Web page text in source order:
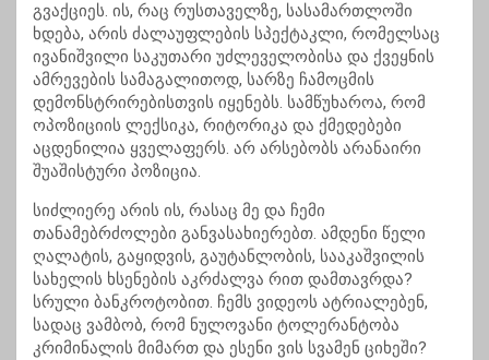
გვაქციეს. ის, რაც რუსთაველზე, სასამართლოში
ხდება, არის ძალაუფლების სპექტაკლი, რომელსაც
ივანიშვილი საკუთარი უძლეველობისა და ქვეყნის
ამრევების სამაგალითოდ, სარზე ჩამოცმის
დემონსტრირებისთვის იყენებს. სამწუხაროა, რომ
ოპოზიციის ლექსიკა, რიტორიკა და ქმედებები
აცდენილია ყველაფერს. არ არსებობს არანაირი
შუაშისტური პოზიცია.
სიძლიერე არის ის, რასაც მე და ჩემი
თანამებრძოლები განვასახიერებთ. ამდენი წელი
ღალატის, გაყიდვის, გაუტანლობის, სააკაშვილის
სახელის ხსენების აკრძალვა რით დამთავრდა?
სრული ბანკროტობით. ჩემს ვიდეოს ატრიალებენ,
სადაც ვამბობ, რომ ნულოვანი ტოლერანტობა
კრიმინალის მიმართ და ესენი ვის სვამენ ციხეში?